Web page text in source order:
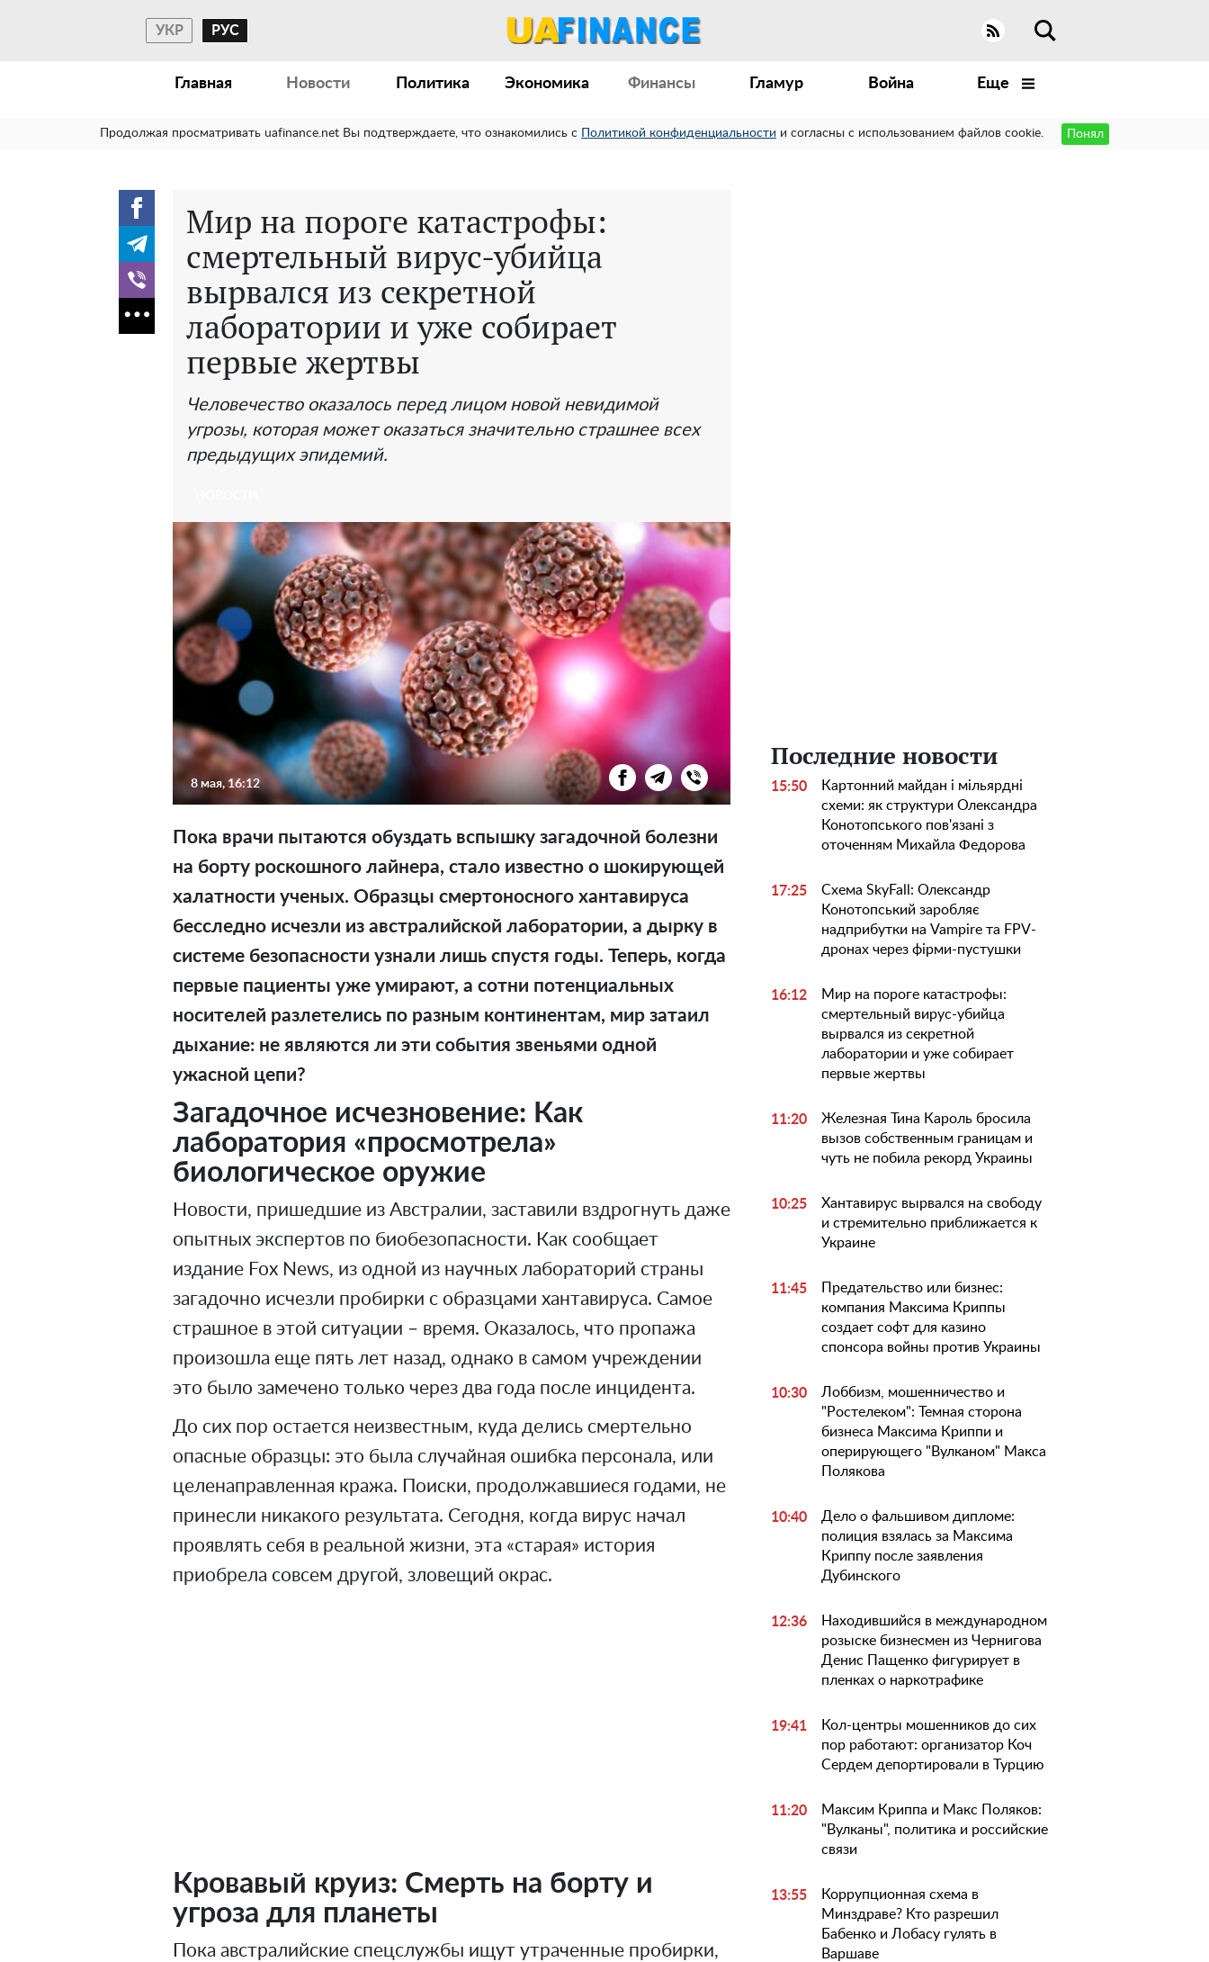
УКР РУС
Главная Новости Политика Экономика Финансы Гламур Война Еще
Продолжая просматривать uafinance.net Вы подтверждаете, что ознакомились с Политикой конфиденциальности и согласны с использованием файлов cookie. Понял
Мир на пороге катастрофы:
смертельный вирус-убийца
вырвался из секретной
лаборатории и уже собирает
первые жертвы
Человечество оказалось перед лицом новой невидимой
угрозы, которая может оказаться значительно страшнее всех
предыдущих эпидемий.
8 мая, 16:12
Пока врачи пытаются обуздать вспышку загадочной болезни
на борту роскошного лайнера, стало известно о шокирующей
халатности ученых. Образцы смертоносного хантавируса
бесследно исчезли из австралийской лаборатории, а дырку в
системе безопасности узнали лишь спустя годы. Теперь, когда
первые пациенты уже умирают, а сотни потенциальных
носителей разлетелись по разным континентам, мир затаил
дыхание: не являются ли эти события звеньями одной
ужасной цепи?
Загадочное исчезновение: Как
лаборатория «просмотрела»
биологическое оружие
Новости, пришедшие из Австралии, заставили вздрогнуть даже
опытных экспертов по биобезопасности. Как сообщает
издание Fox News, из одной из научных лабораторий страны
загадочно исчезли пробирки с образцами хантавируса. Самое
страшное в этой ситуации – время. Оказалось, что пропажа
произошла еще пять лет назад, однако в самом учреждении
это было замечено только через два года после инцидента.
До сих пор остается неизвестным, куда делись смертельно
опасные образцы: это была случайная ошибка персонала, или
целенаправленная кража. Поиски, продолжавшиеся годами, не
принесли никакого результата. Сегодня, когда вирус начал
проявлять себя в реальной жизни, эта «старая» история
приобрела совсем другой, зловещий окрас.
Кровавый круиз: Смерть на борту и
угроза для планеты
Пока австралийские спецслужбы ищут утраченные пробирки,
Последние новости
15:50
Картонний майдан і мільярдні
схеми: як структури Олександра
Конотопського пов'язані з
оточенням Михайла Федорова
17:25
Схема SkyFall: Олександр
Конотопський заробляє
надприбутки на Vampire та FPV-
дронах через фірми-пустушки
16:12
Мир на пороге катастрофы:
смертельный вирус-убийца
вырвался из секретной
лаборатории и уже собирает
первые жертвы
11:20
Железная Тина Кароль бросила
вызов собственным границам и
чуть не побила рекорд Украины
10:25
Хантавирус вырвался на свободу
и стремительно приближается к
Украине
11:45
Предательство или бизнес:
компания Максима Криппы
создает софт для казино
спонсора войны против Украины
10:30
Лоббизм, мошенничество и
"Ростелеком": Темная сторона
бизнеса Максима Криппи и
оперирующего "Вулканом" Макса
Полякова
10:40
Дело о фальшивом дипломе:
полиция взялась за Максима
Криппу после заявления
Дубинского
12:36
Находившийся в международном
розыске бизнесмен из Чернигова
Денис Пащенко фигурирует в
пленках о наркотрафике
19:41
Кол-центры мошенников до сих
пор работают: организатор Коч
Сердем депортировали в Турцию
11:20
Максим Криппа и Макс Поляков:
"Вулканы", политика и российские
связи
13:55
Коррупционная схема в
Минздраве? Кто разрешил
Бабенко и Лобасу гулять в
Варшаве